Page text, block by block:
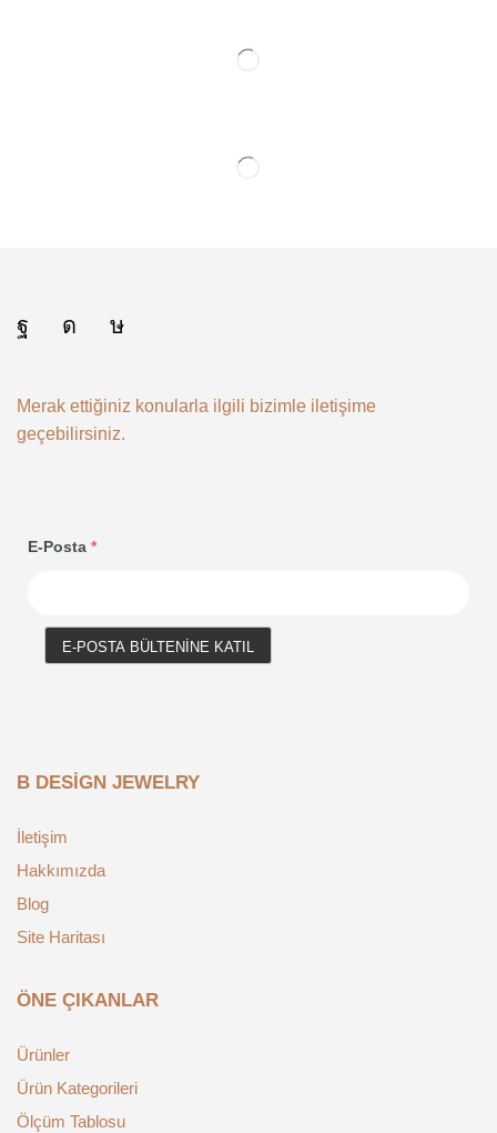
Merak ettiğiniz konularla ilgili bizimle iletişime
geçebilirsiniz.
E-Posta *
E-POSTA BÜLTENINE KATIL
B DESIGN JEWELRY
İletişim
Hakkımızda
Blog
Site Haritası
ÖNE ÇIKANLAR
Ürünler
Ürün Kategorileri
Ölçüm Tablosu